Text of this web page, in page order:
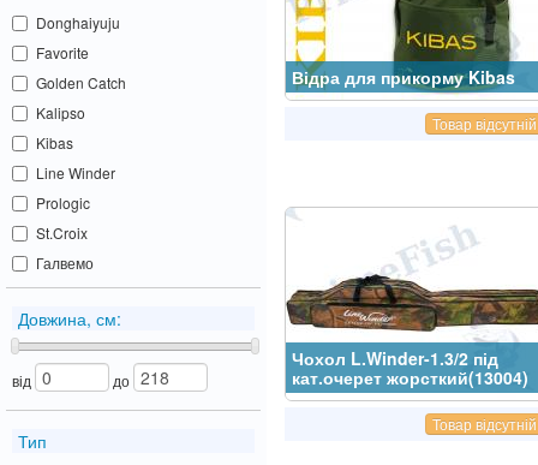
Donghaiyuju
Favorite
Golden Catch
Kalipso
Kibas
Line Winder
Prologic
St.Croix
Галвемо
Довжина, см:
від до
Тип
Відра для прикорму Kibas
Товар відсутній
Чохол L.Winder-1.3/2 під
кат.очерет жорсткий(13004)
Товар відсутній